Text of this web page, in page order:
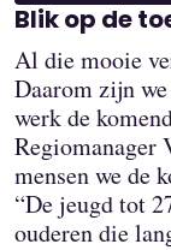
Blik op de
Al die mooie
Daarom zijn
werk de
Regiomanager
mensen we de
“De jeugd tot
ouderen die